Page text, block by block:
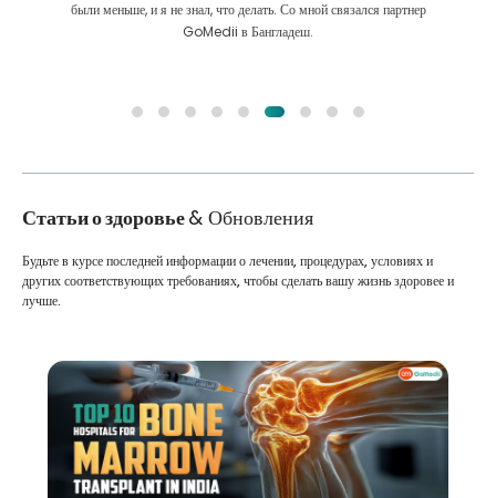
были меньше, и я не знал, что делать. Со мной связался партнер
GoMedii в Бангладеш.
Статьи о здоровье& Обновления
Будьте в курсе последней информации о лечении, процедурах, условиях и
других соответствующих требованиях, чтобы сделать вашу жизнь здоровее и
лучше.